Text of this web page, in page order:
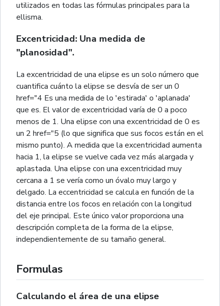
utilizados en todas las fórmulas principales para la
ellisma.
Excentricidad: Una medida de
"planosidad".
La excentricidad de una elipse es un solo número que
cuantifica cuánto la elipse se desvía de ser un 0
href="4 Es una medida de lo 'estirada' o 'aplanada'
que es. El valor de excentricidad varía de 0 a poco
menos de 1. Una elipse con una excentricidad de 0 es
un 2 href="5 (lo que significa que sus focos están en el
mismo punto). A medida que la excentricidad aumenta
hacia 1, la elipse se vuelve cada vez más alargada y
aplastada. Una elipse con una excentricidad muy
cercana a 1 se vería como un óvalo muy largo y
delgado. La eccentricidad se calcula en función de la
distancia entre los focos en relación con la longitud
del eje principal. Este único valor proporciona una
descripción completa de la forma de la elipse,
independientemente de su tamaño general.
Formulas
Calculando el área de una elipse